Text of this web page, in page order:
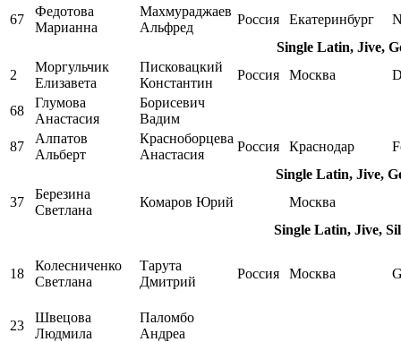
67
Федотова
Марианна
Махмураджаев
Альфред
Россия Екатеринбург
Single Latin, Jive,
2
Моргульчик
Елизавета
Писковацкий
Константин
Россия Москва
68
Глумова
Анастасия
Борисевич
Вадим
87
Алпатов
Альберт
Красноборцева
Анастасия
Россия Краснодар
Single Latin, Jive,
37
Березина
Светлана
Комаров Юрий
Москва
Single Latin, Jive,
18
Колесниченко
Светлана
Тарута
Дмитрий
Россия Москва
23
Швецова
Людмила
Паломбо
Андреа